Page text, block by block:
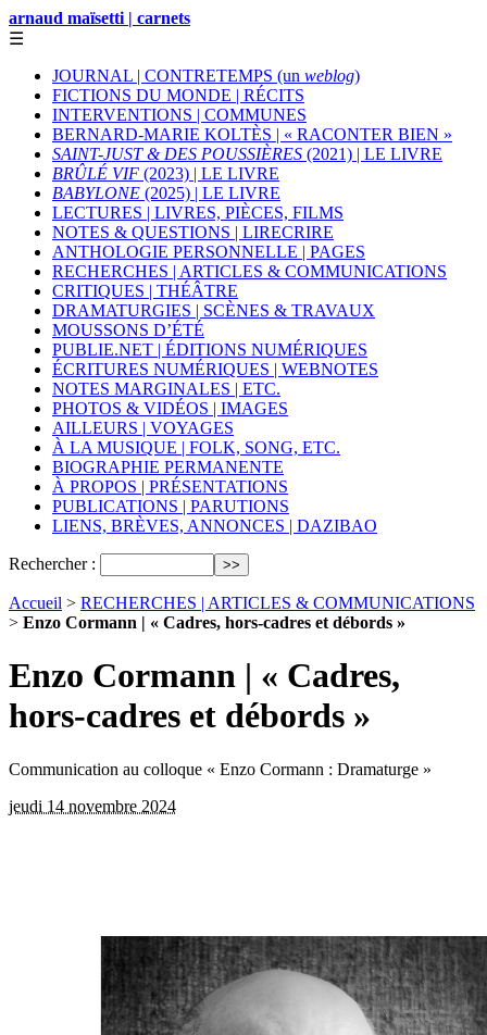
arnaud maïsetti | carnets
☰
JOURNAL | CONTRETEMPS (un weblog)
FICTIONS DU MONDE | RÉCITS
INTERVENTIONS | COMMUNES
BERNARD-MARIE KOLTÈS | « RACONTER BIEN »
SAINT-JUST & DES POUSSIÈRES (2021) | LE LIVRE
BRÛLÉ VIF (2023) | LE LIVRE
BABYLONE (2025) | LE LIVRE
LECTURES | LIVRES, PIÈCES, FILMS
NOTES & QUESTIONS | LIRECRIRE
ANTHOLOGIE PERSONNELLE | PAGES
RECHERCHES | ARTICLES & COMMUNICATIONS
CRITIQUES | THÉÂTRE
DRAMATURGIES | SCÈNES & TRAVAUX
MOUSSONS D’ÉTÉ
PUBLIE.NET | ÉDITIONS NUMÉRIQUES
ÉCRITURES NUMÉRIQUES | WEBNOTES
NOTES MARGINALES | ETC.
PHOTOS & VIDÉOS | IMAGES
AILLEURS | VOYAGES
À LA MUSIQUE | FOLK, SONG, ETC.
BIOGRAPHIE PERMANENTE
À PROPOS | PRÉSENTATIONS
PUBLICATIONS | PARUTIONS
LIENS, BRÈVES, ANNONCES | DAZIBAO
Rechercher :
Accueil > RECHERCHES | ARTICLES & COMMUNICATIONS
> Enzo Cormann | « Cadres, hors-cadres et débords »
Enzo Cormann | « Cadres,
hors-cadres et débords »
Communication au colloque « Enzo Cormann : Dramaturge »
jeudi 14 novembre 2024